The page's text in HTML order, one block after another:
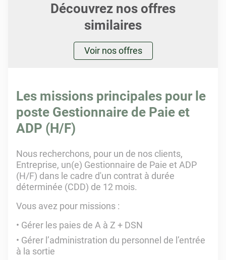
Découvrez nos offres
similaires
Voir nos offres
Les missions principales pour le
poste Gestionnaire de Paie et
ADP (H/F)
Nous recherchons, pour un de nos clients,
Entreprise, un(e) Gestionnaire de Paie et ADP
(H/F) dans le cadre d'un contrat à durée
déterminée (CDD) de 12 mois.
Vous avez pour missions :
Gérer les paies de A à Z + DSN
Gérer l’administration du personnel de l’entrée
à la sortie